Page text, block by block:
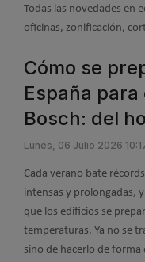
Todas las novedades en
oficinas, zonificación,
Cómo se
España
Bosch: del
Lunes, 06 Julio 2026
Cada verano bate
intensas y prolongadas,
que los edificios se
temperaturas. Ya no se
sino de hacerlo de forma